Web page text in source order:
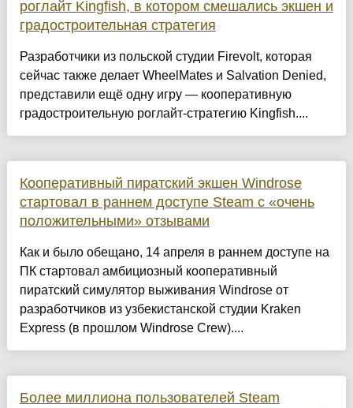
роглайт Kingfish, в котором смешались экшен и
градостроительная стратегия
Разработчики из польской студии Firevolt, которая
сейчас также делает WheelMates и Salvation Denied,
представили ещё одну игру — кооперативную
градостроительную роглайт-стратегию Kingfish....
Кооперативный пиратский экшен Windrose
стартовал в раннем доступе Steam c «очень
положительными» отзывами
Как и было обещано, 14 апреля в раннем доступе на
ПК стартовал амбициозный кооперативный
пиратский симулятор выживания Windrose от
разработчиков из узбекистанской студии Kraken
Express (в прошлом Windrose Crew)....
Более миллиона пользователей Steam